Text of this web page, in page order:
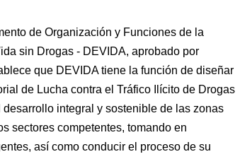
de Organización y Funciones de la
sin Drogas - DEVIDA, aprobado por
que DEVIDA tiene la función de diseñar
de Lucha contra el Tráfico Ilícito de Drogas
integral y sostenible de las zonas
sectores competentes, tomando en
así como conducir el proceso de su